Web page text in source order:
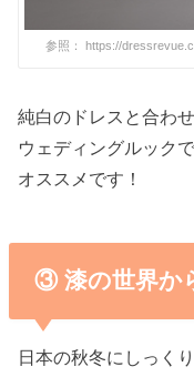
参照： https://
純白のドレスと合わ
ウェディングルックで
オススメです！
③ 漆の世界か
日本の秋冬にしっく